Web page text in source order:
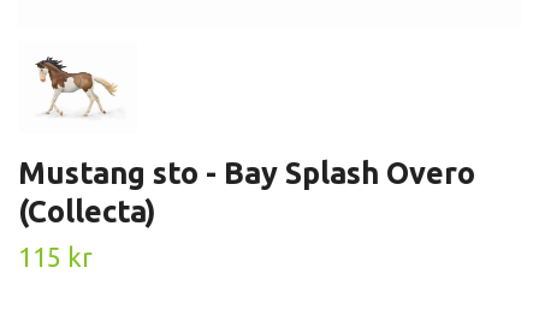
Mustang sto - Bay Splash Overo
(Collecta)
115 kr